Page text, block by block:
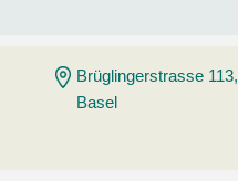
Brüglingerstrasse 113,
Basel